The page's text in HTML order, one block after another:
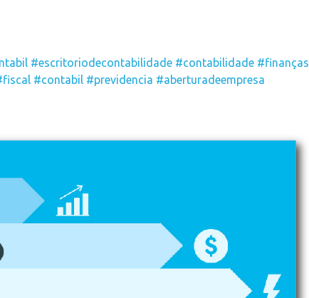
#escritoriodecontabilidade #contabilidade #finanças
#contabil #previdencia #aberturadeempresa